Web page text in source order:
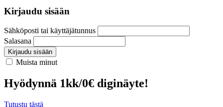
Kirjaudu sisään
Sähköposti tai käyttäjätunnus
Salasana
Kirjaudu sisään
Muista minut
Hyödynnä 1kk/0€ diginäyte!
Tutustu tästä